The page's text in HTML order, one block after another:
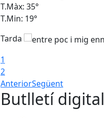
T.Màx: 35°
T.Min: 19°
Tarda
1
2
AnteriorSegüent
Butlletí digital